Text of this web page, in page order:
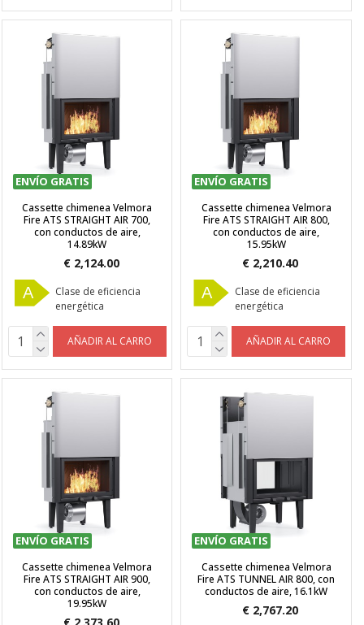
ENVÍO GRATIS
Cassette chimenea Velmora
Fire ATS STRAIGHT AIR 700,
con conductos de aire,
14.89kW
€ 2,124.00
A
Clase de eficiencia
energética
AÑADIR AL CARRO
ENVÍO GRATIS
Cassette chimenea Velmora
Fire ATS STRAIGHT AIR 800,
con conductos de aire,
15.95kW
€ 2,210.40
A
Clase de eficiencia
energética
AÑADIR AL CARRO
ENVÍO GRATIS
Cassette chimenea Velmora
Fire ATS STRAIGHT AIR 900,
con conductos de aire,
19.95kW
ENVÍO GRATIS
Cassette chimenea Velmora
Fire ATS TUNNEL AIR 800, con
conductos de aire, 16.1kW
€ 2,767.20